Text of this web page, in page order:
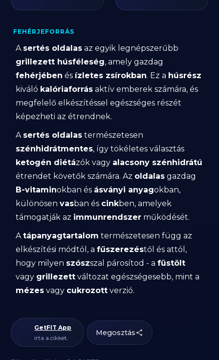
FEHÉRJEFORRÁS
A sertés oldalas az egyik legnépszerűbb
grillezett húsféleség, amely gazdag
fehérjében és ízletes zsírokban. Ez a húsrész
kiváló kalóriaforrás aktív emberek számára, és
megfelelő elkészítéssel egészséges részét
képezheti az étrendnek.
A sertés oldalas természetesen
szénhidrátmentes, így tökéletes választás
ketogén diétázók vagy alacsony szénhidrátú
étrendet követők számára. Az oldalas gazdag
B-vitaminokban és ásványi anyagokban,
különösenvasban és cinkben, amelyek
támogatják az immunrendszer működését.
Atápanyagtartalom természetesen függ az
elkészítési módtól, afűszerezéstől és attól,
hogy milyen szószszal párosítod - afüstölt
vagy grillezett változat egészségesebb, mint a
mézes vagy cukrozott verzió.
GetFIT App
írta a cikket.
Megosztás